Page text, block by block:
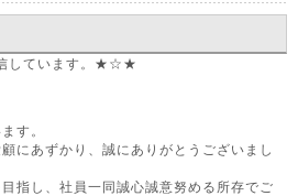
しています。★☆★
す。
にあずかり、誠にありがとうございまし
指し、社員一同誠心誠意努める所存でご